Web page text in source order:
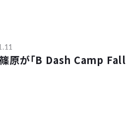
篠原が「B Dash Camp